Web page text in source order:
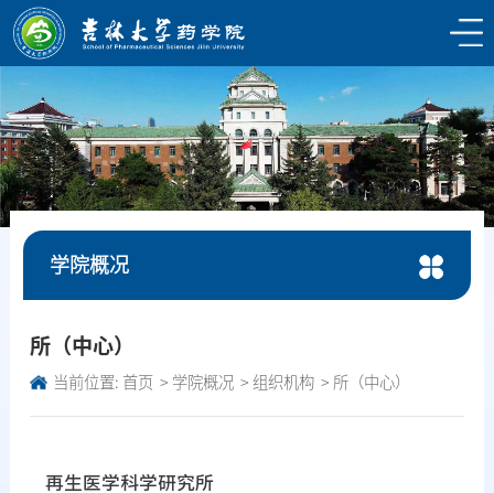
学院概况
所（中心）
当前位置: 首页 学院概况 组织机构 所（中心）
再生医学科学研究所